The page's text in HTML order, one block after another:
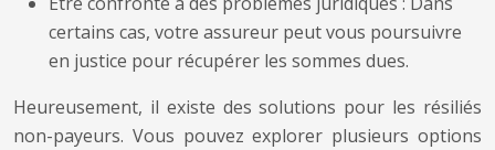
certains cas, votre assureur peut vous poursuivre
en justice pour récupérer les sommes dues.
Heureusement, il existe des solutions pour les résiliés
non-payeurs. Vous pouvez explorer plusieurs options